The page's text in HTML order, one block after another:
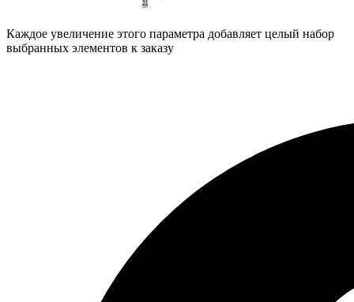
Каждое увеличение этого параметра добавляет целый набор
выбранных элементов к заказу